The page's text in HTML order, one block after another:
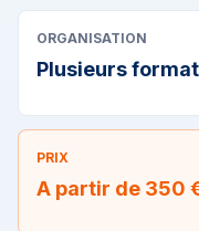
ORGANISATION
Plusieurs
PRIX
A partir de 350